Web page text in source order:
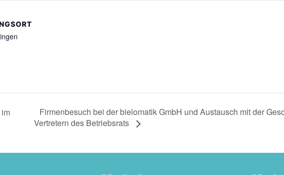
Firmenbesuch bei der bielomatik GmbH und Austausch mit der
Vertretern des Betriebsrats